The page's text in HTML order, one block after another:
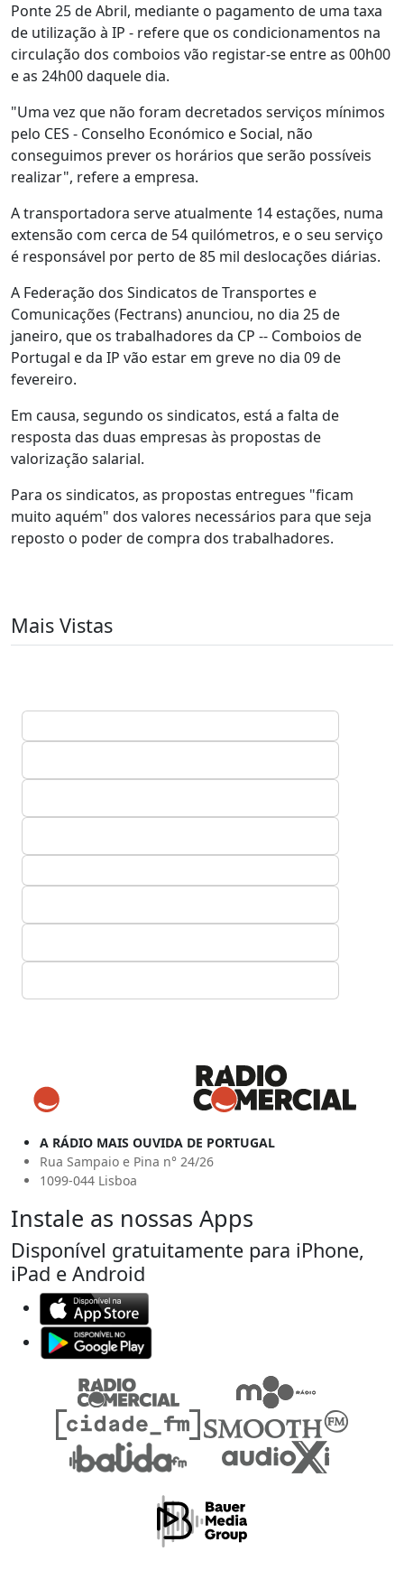
Ponte 25 de Abril, mediante o pagamento de uma taxa
de utilização à IP - refere que os condicionamentos na
circulação dos comboios vão registar-se entre as 00h00
e as 24h00 daquele dia.
"Uma vez que não foram decretados serviços mínimos
pelo CES - Conselho Económico e Social, não
conseguimos prever os horários que serão possíveis
realizar", refere a empresa.
A transportadora serve atualmente 14 estações, numa
extensão com cerca de 54 quilómetros, e o seu serviço
é responsável por perto de 85 mil deslocações diárias.
A Federação dos Sindicatos de Transportes e
Comunicações (Fectrans) anunciou, no dia 25 de
janeiro, que os trabalhadores da CP -- Comboios de
Portugal e da IP vão estar em greve no dia 09 de
fevereiro.
Em causa, segundo os sindicatos, está a falta de
resposta das duas empresas às propostas de
valorização salarial.
Para os sindicatos, as propostas entregues "ficam
muito aquém" dos valores necessários para que seja
reposto o poder de compra dos trabalhadores.
Mais Vistas
A RÁDIO MAIS OUVIDA DE PORTUGAL
Rua Sampaio e Pina n° 24/26
1099-044 Lisboa
Instale as nossas Apps
Disponível gratuitamente para iPhone,
iPad e Android